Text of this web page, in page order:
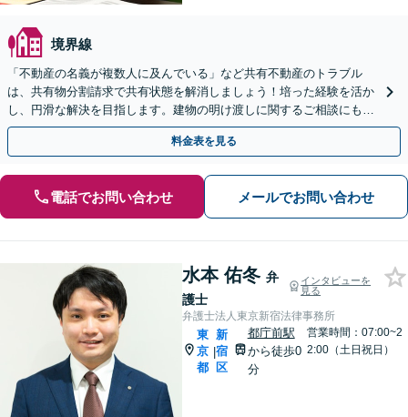
境界線
「不動産の名義が複数人に及んでいる」など共有不動産のトラブル
は、共有物分割請求で共有状態を解消しましょう！培った経験を活か
し、円滑な解決を目指します。建物の明け渡しに関するご相談にも対
応しています【夜間相談可｜Web面談可】【清瀬駅1分】
料金表を見る
電話でお問い合わせ メールでお問い合わせ
水本 佑冬 弁
護士
インタビューを
見る
弁護士法人東京新宿法律事務所
東
京
都
|
新
宿
区
都庁前駅
から徒歩0
分
営業時間：07:00~2
2:00（土日祝日）